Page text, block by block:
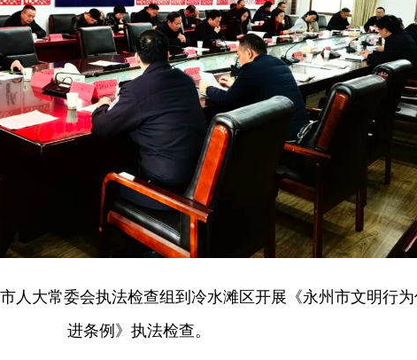
人大常委会执法检查组到冷水滩区开展《永州市文明行为
进条例》执法检查。